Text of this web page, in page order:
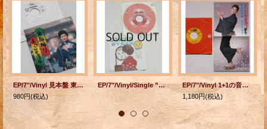
EP/7"/Vinyl 見本盤 東京踊り ようこそ浅草 十和田みどり Toshiba
980円(税込)
EP/7"/Vinyl/Single ”ズンパ音頭/新平和音頭 ” （Ａ）芝章子/相原洋子 （Ｂ）大月みやこ/原田直之/山崎悦子/大塚文雄 (1973) KING RECORDS
EP/7"/Vinyl 1+1の音頭 A・B・C小唄 水前寺清子 (1970) CROWN
1,180円(税込)